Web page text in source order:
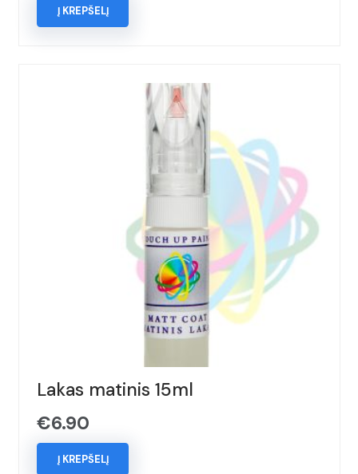
Į KREPŠELĮ
Lakas matinis 15ml
€6.90
Į KREPŠELĮ